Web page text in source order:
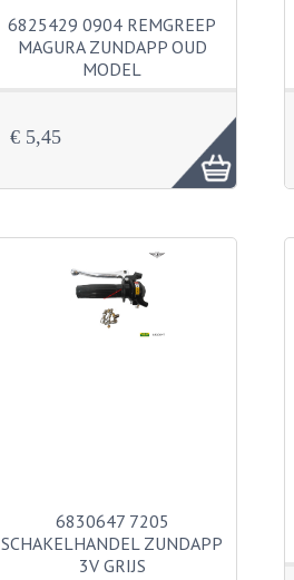
6825429 0904 REMGREEP
MAGURA ZUNDAPP OUD
MODEL
€ 5,45
6830647 7205
SCHAKELHANDEL ZUNDAPP
3V GRIJS